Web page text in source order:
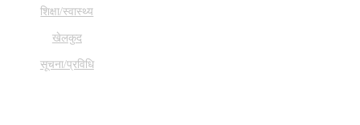
शिक्षा/स्वास्थ्य
खेलकुद
सूचना/प्रविधि